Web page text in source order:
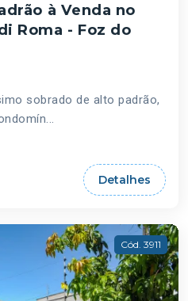
à Venda no
Roma - Foz do
sobrado de alto padrão,
Detalhes
Cód. 3911